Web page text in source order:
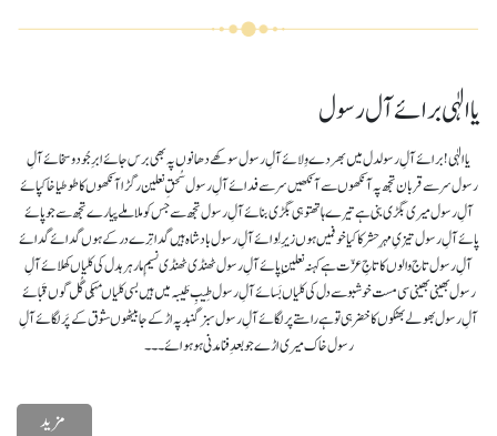
یا الٰہی برائے آل رسول
یا الٰہی! برائے آلِ رسولدل میں بھر دے وِلائے آلِ رسول سوکھے دھانوں پہ بھی برس جائےابرِ جُود و سخائے آلِ
رسول سر سے قربان تجھ پہ آنکھوں سےآنکھیں سر سے فدائے آلِ رسول سُحقِ نعلین رگڑا آنکھوں کاطوطیا خاکپائے
آلِ رسول میری بگڑی بنی ہے تیرے ہاتھتو ہی بگڑی بنائے آلِ رسول تجھ سے جس کو ملا ملے پیارےتجھ سے جو پائے
پائے آلِ رسول تیزیِ مہرِ حشر کا کیا خوفمیں ہوں زیرِ لِوائے آلِ رسول بادشاہ ہیں گدا تِرے در کےہوں گدائے گدائے
آلِ رسول تاج والوں کا تاجِ عزّت ہےکہنہ نعلینِ پائے آلِ رسول ٹھنڈی ٹھنڈی نسیمِ مارہرہدل کی کلیاں کھلائے آلِ
رسول بھینی بھینی سی مست خوشبو سےدل کی کلیاں بَسائے آلِ رسول طِیبِ طَیبہ میں ہیں بسی کلیاںمہکی گُل گوں قَبائے
آلِ رسول بھولے بھٹکوں کا خضر ہی تو ہےراستے پر لگائے آلِ رسول سبز گنبد پہ اڑ کے جا بیٹھوںشوق کے پَر لگائے آلِ
رسول خاک میری اڑے جو بعدِ فنامدنی ہو ہوائے ۔۔۔
مزید